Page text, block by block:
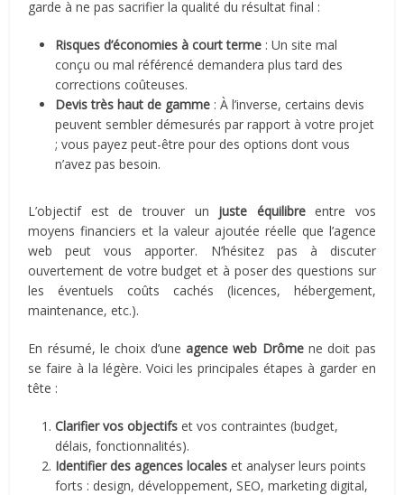
garde à ne pas sacrifier la qualité du résultat final :
Risques d’économies à court terme : Un site mal
conçu ou mal référencé demandera plus tard des
corrections coûteuses.
Devis très haut de gamme : À l’inverse, certains devis
peuvent sembler démesurés par rapport à votre projet
; vous payez peut-être pour des options dont vous
n’avez pas besoin.
L’objectif est de trouver un juste équilibreentre vos
moyens financiers et la valeur ajoutée réelle que l’agence
web peut vous apporter. N’hésitez pas à discuter
ouvertement de votre budget et à poser des questions sur
les éventuels coûts cachés (licences, hébergement,
maintenance, etc.).
En résumé, le choix d’une agence web Drômene doit pas
se faire à la légère. Voici les principales étapes à garder en
tête :
Clarifier vos objectifs et vos contraintes (budget,
délais, fonctionnalités).
Identifier des agences locales et analyser leurs points
forts : design, développement, SEO, marketing digital,